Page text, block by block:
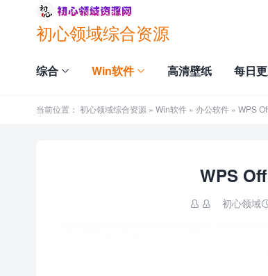
初心领域综合资源
综合 Win软件 高清壁纸 每日
当前位置： 初心领域综合资源 » Win软件 » 办公软件 » WPS
WPS
 初心领域